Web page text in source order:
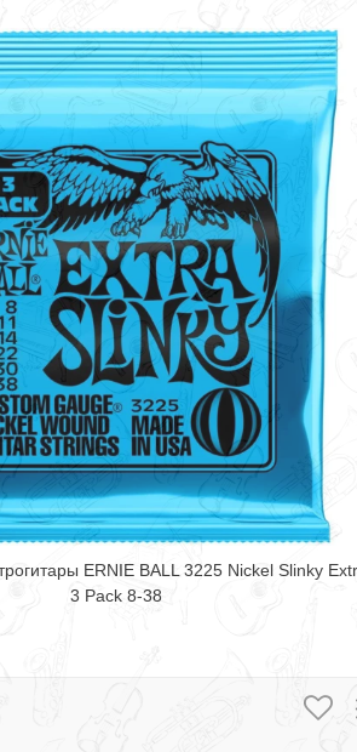
ERNIE BALL 3225 Nickel Slinky
3 Pack 8-38